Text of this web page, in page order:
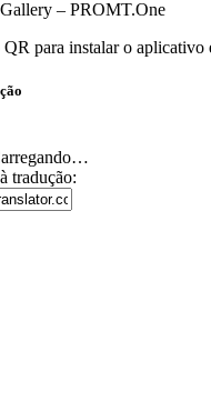
para instalar o aplicativo
tradução: